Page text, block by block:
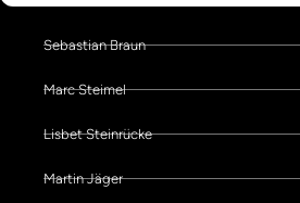
Sebastian Braun
Marc Steimel
Lisbet Steinrücke
Martin Jäger